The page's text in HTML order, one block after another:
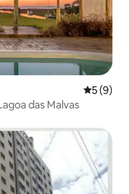
5 de
5 (9)
das Malvas